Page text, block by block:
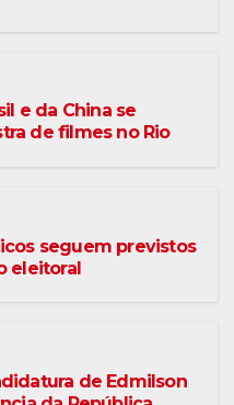
e da China se
de filmes no Rio
seguem previstos
eleitoral
de Edmilson